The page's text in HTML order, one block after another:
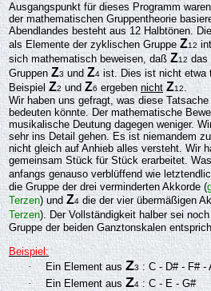
Ausgangspunkt für dieses Programm
der mathematischen Gruppentheorie
Abendlandes besteht aus 12 Halbtönen.
als Elemente der zyklischen Gruppe Z12
sich mathematisch beweisen, daß Z12 das
Gruppen Z3 und Z4ist. Dies ist nicht etwa
BeispielZ2 undZ6 ergebennicht Z12.
Wir haben uns gefragt, was diese
bedeuten könnte. Der mathematische
musikalische Deutung dagegen weniger.
sehr ins Detail gehen. Es ist niemandem
nicht gleich auf Anhieb alles versteht. Wir
gemeinsam Stück für Stück erarbeitet.
anfangs genauso verblüffend wie
die Gruppe der drei verminderten Akkorde (
Terzen) und Z4 die der vier übermäßigen
Terzen). Der Vollständigkeit halber sei
Gruppe der beiden Ganztonskalen
Beispiel:
·
Ein Element ausZ3 : C - D# - F# -
·
Ein Element ausZ4: C - E - G#